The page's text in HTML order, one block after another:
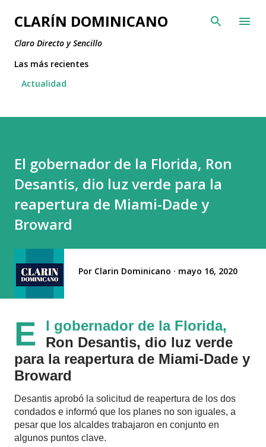
Ir al contenido principal
CLARÍN DOMINICANO
Claro Directo y Sencillo
Las más recientes
Actualidad
El gobernador de la Florida, Ron
Desantis, dio luz verde para la
reapertura de Miami-Dade y
Broward
Por Clarin Dominicano mayo 16, 2020
E
l gobernador de la Florida,
Ron Desantis, dio luz verde
para la reapertura de Miami-Dade y
Broward
Desantis aprobó la solicitud de reapertura de los dos
condados e informó que los planes no son iguales, a
pesar que los alcaldes trabajaron en conjunto en
algunos puntos clave.